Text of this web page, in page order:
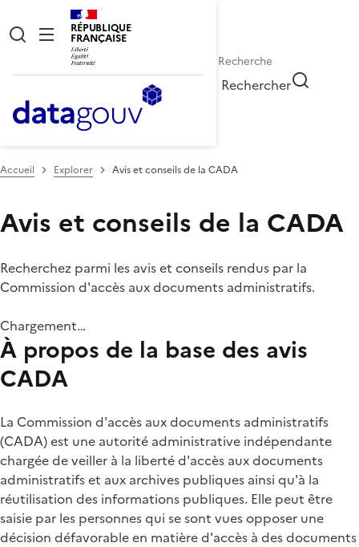
RÉPUBLIQUE
FRANÇAISE
Rechercher
Accueil Explorer Avis et conseils de la CADA
Avis et conseils de la CADA
Recherchez parmi les avis et conseils rendus par la
Commission d'accès aux documents administratifs.
Chargement…
À propos de la base des avis
CADA
La Commission d'accès aux documents administratifs
(CADA) est une autorité administrative indépendante
chargée de veiller à la liberté d'accès aux documents
administratifs et aux archives publiques ainsi qu'à la
réutilisation des informations publiques. Elle peut être
saisie par les personnes qui se sont vues opposer une
décision défavorable en matière d'accès à des documents